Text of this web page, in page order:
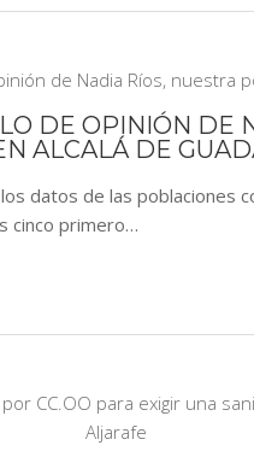
DE OPINIÓN DE
ALCALÁ DE
datos de las poblaciones
cinco primero…